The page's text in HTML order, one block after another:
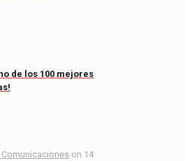
de los 100 mejores
on 14